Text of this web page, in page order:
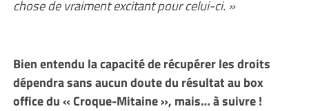
chose de vraiment excitant pour celui-ci. »
Bien entendu la capacité de récupérer les droits
dépendra sans aucun doute du résultat au box
office du « Croque-Mitaine », mais… à suivre !